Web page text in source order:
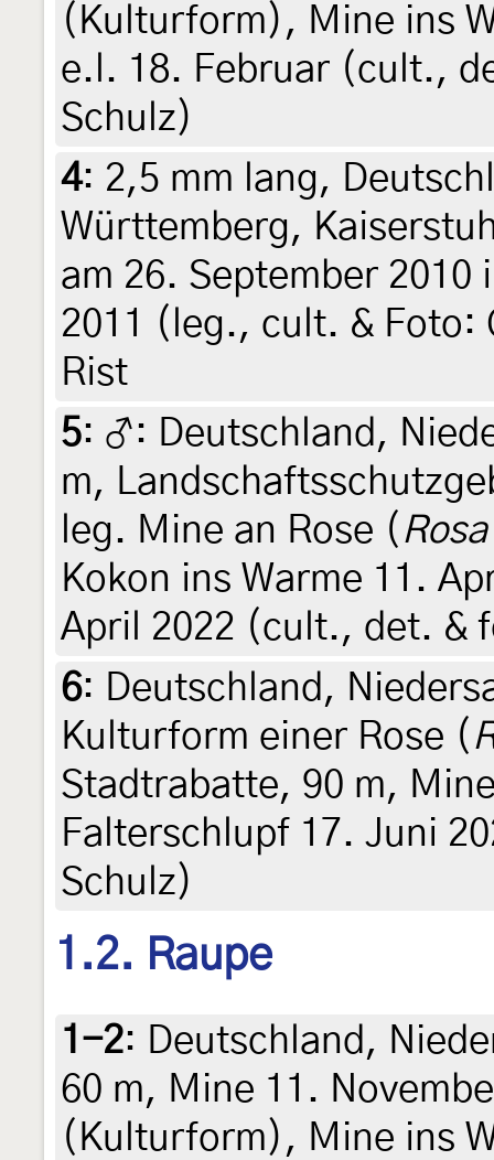
(Kulturform), Mine ins
e.l. 18. Februar (cult.,
Schulz)
4: 2,5 mm lang,
Württemberg,
am 26. September
2011 (leg., cult. & Foto:
Rist
5: ♂: Deutschland,
m,
leg. Mine an Rose ( Rosa
Kokon ins Warme 11.
April 2022 (cult., det. &
6: Deutschland,
Kulturform einer Rose (
Stadtrabatte, 90 m,
Falterschlupf 17. Juni
Schulz)
1.2. Raupe
1-2: Deutschland,
60 m, Mine 11.
(Kulturform), Mine ins